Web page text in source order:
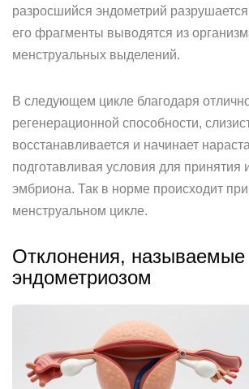
разросшийся эндометрий разрушается
его фрагменты выводятся из
менструальных выделений.
В следующем цикле благодаря
регенерационной способности,
восстанавливается и начинает
подготавливая условия для принятия
эмбриона. Так в норме происходит
менструальном цикле.
Отклонения, называемые
эндометриозом